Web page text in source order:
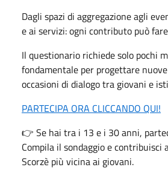
Dagli spazi di aggregazione agli
e ai servizi: ogni contributo può
Il questionario richiede solo pochi
fondamentale per progettare
occasioni di dialogo tra giovani e
PARTECIPA ORA CLICCANDO QUI!
👉 Se hai tra i 13 e i 30 anni,
Compila il sondaggio e contribuisci
Scorzè più vicina ai giovani.